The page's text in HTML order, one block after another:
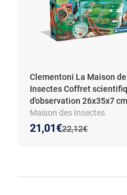
Clementoni La Maison
Insectes Coffret
d'observation 26x35x7 cm
Maison des Insectes
Clementoni — Coffret
scientifique d'observation
Ancien prix :
22,12€
Nouveau prix :
21,01€
Réduction de :